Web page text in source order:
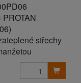
střechy